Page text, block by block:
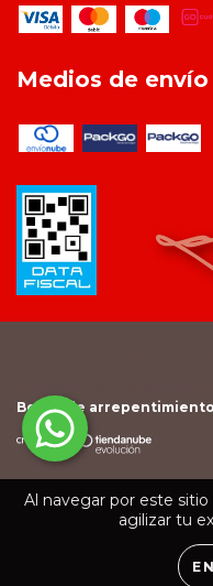
Al navegar por este sitio
agilizar tu
Medios de envío
Botón de arrepentimiento